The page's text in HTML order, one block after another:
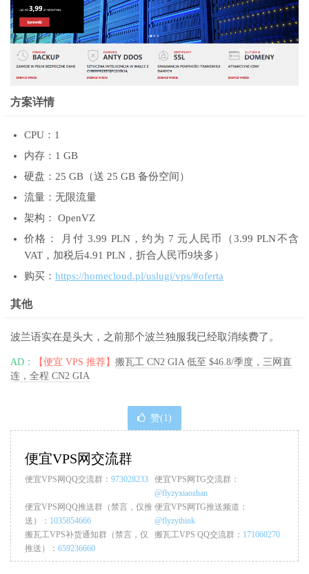
方案详情
CPU：1
内存：1 GB
硬盘：25 GB（送 25 GB 备份空间）
流量：无限流量
架构： OpenVZ
价格： 月付 3.99 PLN，约为 7 元人民币（3.99 PLN不含
VAT，加税后4.91 PLN，折合人民币9块多）
购买： https://homecloud.pl/uslugi/vps/#oferta
其他
波兰语实在是头大，之前那个波兰独服我已经取消续费了。
AD： 【便宜 VPS 推荐】 搬瓦工 CN2 GIA 低至 $46.8/季度，三网直
连，全程 CN2 GIA
赞(1 )
便宜VPS网交流群
便宜VPS网QQ交流群： 973028233
便宜VPS网TG交流群：
@flyzyxiaozhan
便宜VPS网QQ推送群（禁言，仅推
送）： 1035854666
便宜VPS网TG推送频道：
@flyzythink
搬瓦工VPS补货通知群（禁言，仅
推送）： 659236660
搬瓦工VPS QQ交流群： 171060270